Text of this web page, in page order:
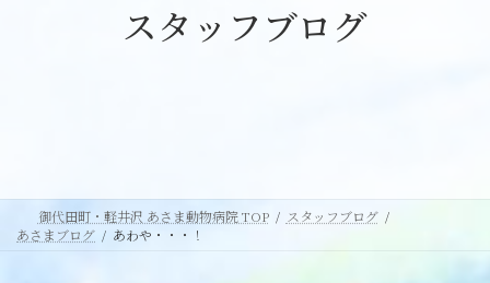
スタッフブログ
御代田町・軽井沢 あさま動物病院 TOP
スタッフブログ
あさまブログ
あわや・・・！